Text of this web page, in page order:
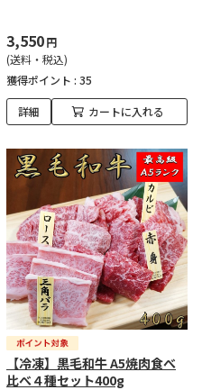
3,550円
(送料・税込)
獲得ポイント : 35
詳細 カートに入れる
【冷凍】黒毛和牛 A5焼肉食べ
比べ４種セット400g